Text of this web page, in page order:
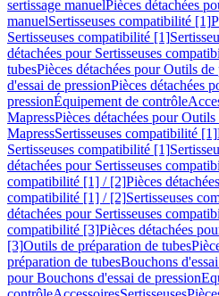
sertissage manuelPièces détachées
manuelSertisseuses compatibilité [1]
Sertisseuses compatibilité [1]
détachées pour Sertisseuses
tubesPièces détachées pour Outils
d'essai de pressionPièces détachées
pressionÉquipement de contrôle
MapressPièces détachées pour
MapressSertisseuses compatibilité [1]
Sertisseuses compatibilité [1]
détachées pour Sertisseuses
compatibilité [1] / [2]Pièces
compatibilité [1] / [2]Sertisseuses
détachées pour Sertisseuses
compatibilité [3]Pièces détachées
[3]Outils de préparation de tubes
préparation de tubesBouchons
pour Bouchons d'essai de pression